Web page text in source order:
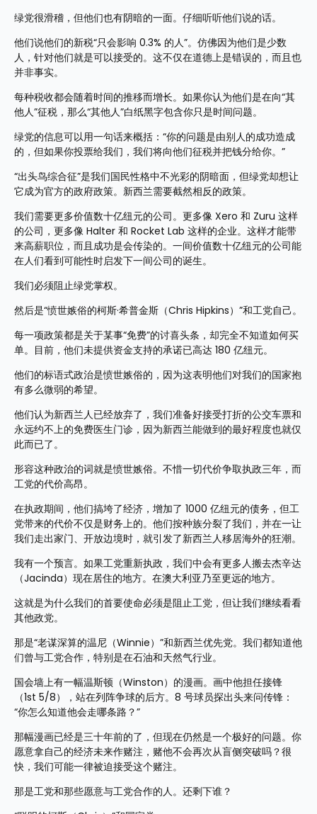
绿党很滑稽，但他们也有阴暗的一面。仔细听听他们说的话。
他们说他们的新税“只会影响 0.3% 的人”。仿佛因为他们是少数
人，针对他们就是可以接受的。这不仅在道德上是错误的，而且也
并非事实。
每种税收都会随着时间的推移而增长。如果你认为他们是在向“其
他人”征税，那么“其他人”白纸黑字包含你只是时间问题。
绿党的信息可以用一句话来概括：“你的问题是由别人的成功造成
的，但如果你投票给我们，我们将向他们征税并把钱分给你。”
“出头鸟综合征”是我们国民性格中不光彩的阴暗面，但绿党却想让
它成为官方的政府政策。新西兰需要截然相反的政策。
我们需要更多价值数十亿纽元的公司。更多像 Xero 和 Zuru 这样
的公司，更多像 Halter 和 Rocket Lab 这样的企业。这样才能带
来高薪职位，而且成功是会传染的。一间价值数十亿纽元的公司能
在人们看到可能性时启发下一间公司的诞生。
我们必须阻止绿党掌权。
然后是“愤世嫉俗的柯斯·希普金斯（Chris Hipkins）”和工党自己。
每一项政策都是关于某事“免费”的讨喜头条，却完全不知道如何买
单。目前，他们未提供资金支持的承诺已高达 180 亿纽元。
他们的标语式政治是愤世嫉俗的，因为这表明他们对我们的国家抱
有多么微弱的希望。
他们认为新西兰人已经放弃了，我们准备好接受打折的公交车票和
永远约不上的免费医生门诊，因为新西兰能做到的最好程度也就仅
此而已了。
形容这种政治的词就是愤世嫉俗。不惜一切代价争取执政三年，而
工党的代价高昂。
在执政期间，他们搞垮了经济，增加了 1000 亿纽元的债务，但工
党带来的代价不仅是财务上的。他们按种族分裂了我们，并在一让
我们走出家门、开放边境时，就引发了新西兰人移居海外的狂潮。
我有一个预言。如果工党重新执政，我们中会有更多人搬去杰辛达
（Jacinda）现在居住的地方。在澳大利亚乃至更远的地方。
这就是为什么我们的首要使命必须是阻止工党，但让我们继续看看
其他政党。
那是“老谋深算的温尼（Winnie）”和新西兰优先党。我们都知道他
们曾与工党合作，特别是在石油和天然气行业。
国会墙上有一幅温斯顿（Winston）的漫画。画中他担任接锋
（1st 5/8），站在列阵争球的后方。8 号球员探出头来问传锋：
“你怎么知道他会走哪条路？”
那幅漫画已经是三十年前的了，但现在仍然是一个极好的问题。你
愿意拿自己的经济未来作赌注，赌他不会再次从盲侧突破吗？很
快，我们可能一律被迫接受这个赌注。
那是工党和那些愿意与工党合作的人。还剩下谁？